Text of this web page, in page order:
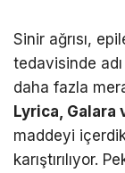
Sinir ağrısı,
tedavisinde
daha fazla
Lyrica, Galara
maddeyi
karıştırılıyor.